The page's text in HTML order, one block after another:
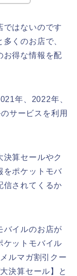
ではないのです
くのお店で、
お得な情報を配
年、2022年、
サービスを利用
算セールやク
をポケットモバ
信されてくるか
バイルのお店が
ケットモバイル
ルマガ割引クー
決算セール】と